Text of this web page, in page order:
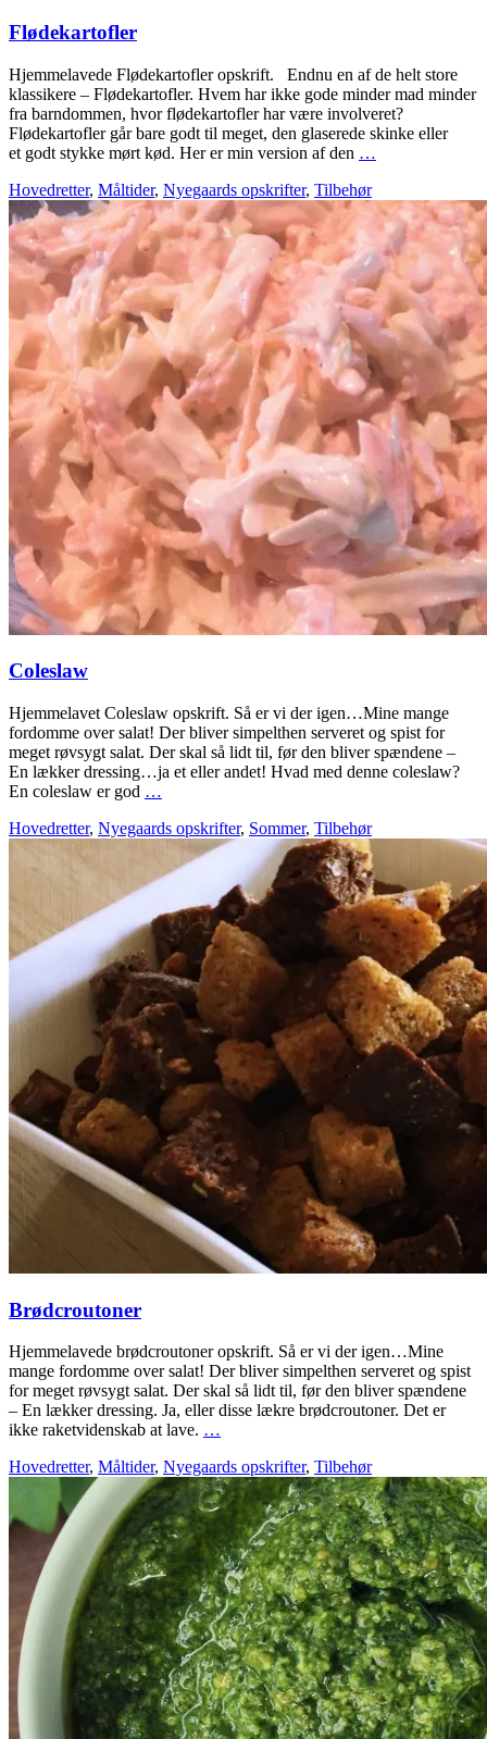
Flødekartofler
Hjemmelavede Flødekartofler opskrift. Endnu en af de helt store
klassikere – Flødekartofler. Hvem har ikke gode minder mad minder
fra barndommen, hvor flødekartofler har være involveret?
Flødekartofler går bare godt til meget, den glaserede skinke eller
et godt stykke mørt kød. Her er min version af den …
Hovedretter, Måltider, Nyegaards opskrifter, Tilbehør
Coleslaw
Hjemmelavet Coleslaw opskrift. Så er vi der igen…Mine mange
fordomme over salat! Der bliver simpelthen serveret og spist for
meget røvsygt salat. Der skal så lidt til, før den bliver spændene –
En lækker dressing…ja et eller andet! Hvad med denne coleslaw?
En coleslaw er god …
Hovedretter, Nyegaards opskrifter, Sommer, Tilbehør
Brødcroutoner
Hjemmelavede brødcroutoner opskrift. Så er vi der igen…Mine
mange fordomme over salat! Der bliver simpelthen serveret og spist
for meget røvsygt salat. Der skal så lidt til, før den bliver spændene
– En lækker dressing. Ja, eller disse lækre brødcroutoner. Det er
ikke raketvidenskab at lave. …
Hovedretter, Måltider, Nyegaards opskrifter, Tilbehør